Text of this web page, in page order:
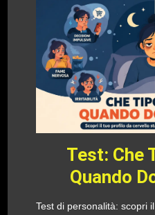
Test: Che
Quando
Test di personalità: scopri